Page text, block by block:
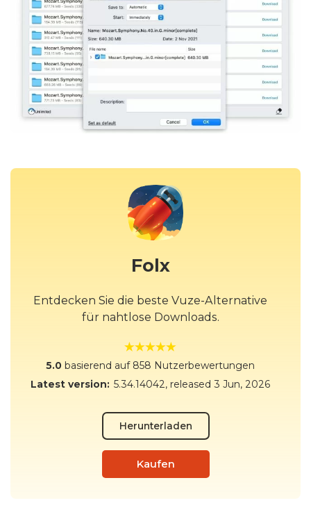
Folx
Entdecken Sie die beste Vuze-Alternative
für nahtlose Downloads.
5.0 basierend auf 858 Nutzerbewertungen
Latest version: 5.34.14042, released 3 Jun, 2026
Herunterladen
Kaufen